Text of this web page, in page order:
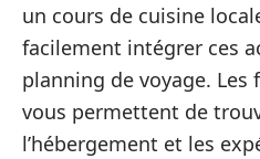
un cours de cuisine
facilement intégrer ces
planning de voyage. Les
vous permettent de
l’hébergement et les